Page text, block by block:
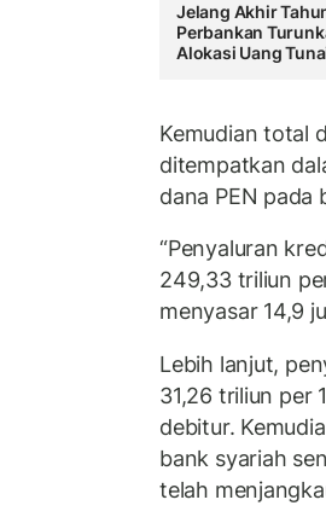
Jelang Akhir
Perbankan
Alokasi Uang
Kemudian total
ditempatkan
dana PEN pada
“Penyaluran
249,33 triliun
menyasar 14,9
Lebih lanjut,
31,26 triliun per
debitur.
bank syariah
telah